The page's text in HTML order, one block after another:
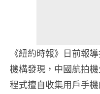
《紐約時報》日前報
機構發現，中國航拍
程式擅自收集用戶手